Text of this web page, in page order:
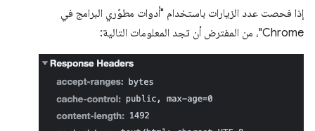
إذا فحصت عدد الزيارات باستخدام "أدوات مطوّري البرامج في
Chrome"، من المفترض أن تجد المعلومات التالية: